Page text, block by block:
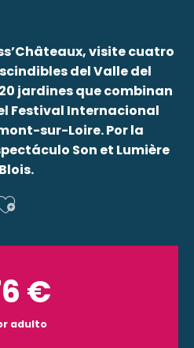
visite cuatro
del Valle del
jardines que combinan
Festival Internacional
sur-Loire. Por la
Son et Lumière
aux
€
adulto